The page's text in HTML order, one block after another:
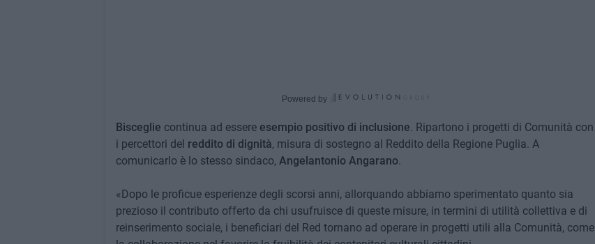
Powered by
Bisceglie continua ad essere esempio positivo di inclusione. Ripartono i progetti di Comunità con
i percettori del reddito di dignità, misura di sostegno al Reddito della Regione Puglia. A
comunicarlo è lo stesso sindaco, Angelantonio Angarano.
«Dopo le proficue esperienze degli scorsi anni, allorquando abbiamo sperimentato quanto sia
prezioso il contributo offerto da chi usufruisce di queste misure, in termini di utilità collettiva e di
reinserimento sociale, i beneficiari del Red tornano ad operare in progetti utili alla Comunità, come